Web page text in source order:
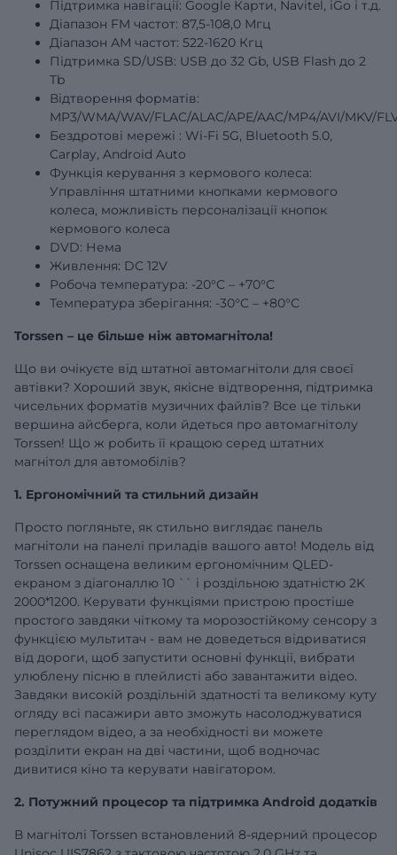
Підтримка навігації: Google Карти, Navitel, iGo і т.д.
Діапазон FM частот: 87,5-108,0 Мгц
Діапазон АМ частот: 522-1620 Кгц
Підтримка SD/USB: USB до 32 Gb, USB Flash до 2
Tb
Відтворення форматів:
MP3/WMA/WAV/FLAC/ALAC/APE/AAC/MP4/AVI/MKV/
Бездротові мережі : Wi-Fi 5G, Bluetooth 5.0,
Carplay, Android Auto
Функція керування з кермового колеса:
Управління штатними кнопками кермового
колеса, можливість персоналізації кнопок
кермового колеса
DVD: Нема
Живлення: DC 12V
Робоча температура: -20°C – +70°C
Температура зберігання: -30°C – +80°C
Torssen – це більше ніж автомагнітола!
Що ви очікуєте від штатної автомагнітоли для своєї
автівки? Хороший звук, якісне відтворення, підтримка
чисельних форматів музичних файлів? Все це тільки
вершина айсберга, коли йдеться про автомагнітолу
Torssen! Що ж робить її кращою серед штатних
магнітол для автомобілів?
1. Ергономічний та стильний дизайн
Просто погляньте, як стильно виглядає панель
магнітоли на панелі приладів вашого авто! Модель від
Torssen оснащена великим ергономічним QLED-
екраном з діагоналлю 10 `` і роздільною здатністю 2K
2000*1200. Керувати функціями пристрою простіше
простого завдяки чіткому та морозостійкому сенсору з
функцією мультитач - вам не доведеться відриватися
від дороги, щоб запустити основні функції, вибрати
улюблену пісню в плейлисті або завантажити відео.
Завдяки високій роздільній здатності та великому куту
огляду всі пасажири авто зможуть насолоджуватися
переглядом відео, а за необхідності ви можете
розділити екран на дві частини, щоб водночас
дивитися кіно та керувати навігатором.
2. Потужний процесор та підтримка Android додатків
В магнітолі Torssen встановлений 8-ядерний процесор